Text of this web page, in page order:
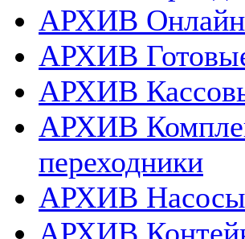
АРХИВ Онлайн
АРХИВ
АРХИВ
АРХИВ
переходники
АРХИВ Насосы